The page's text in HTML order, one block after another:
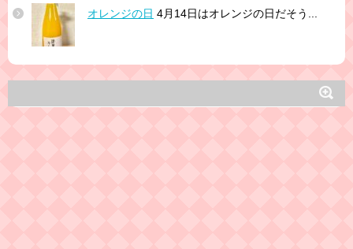
オレンジの日 4月14日はオレンジの日だそう...